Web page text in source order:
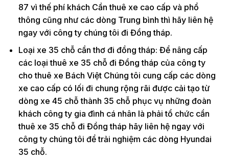
87 vì thế phí khách Cần thuê xe cao cấp và phổ
thông cũng như các dòng Trung bình thì hãy liên hệ
ngay với công ty chúng tôi đi Đồng tháp.
Loại xe 35 chỗ cần thơ đi đồng tháp: Để nâng cấp
các loại thuê xe 35 chỗ đi Đồng tháp của công ty
cho thuê xe Bách Việt Chúng tôi cung cấp các dòng
xe cao cấp có lối đi chung rộng rãi được cải tạo từ
dòng xe 45 chỗ thành 35 chỗ phục vụ những đoàn
khách công ty gia đình cá nhân là phải tổ chức cần
thuê xe 35 chỗ đi Đồng tháp hãy liên hệ ngay với
công ty chúng tôi để trải nghiệm các dòng Hyundai
35 chỗ.